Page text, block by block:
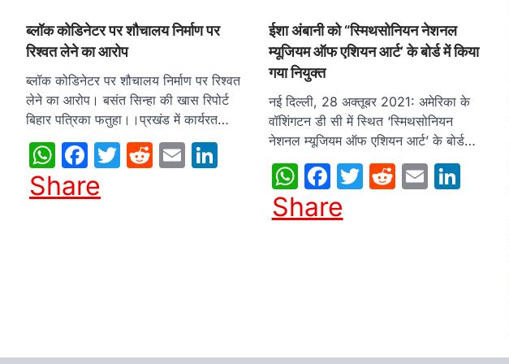
ब्लॉक कोडिनेटर पर शौचालय निर्माण पर
रिश्वत लेने का आरोप
ब्लॉक कोडिनेटर पर शौचालय निर्माण पर रिश्वत
लेने का आरोप। बसंत सिन्हा की खास रिपोर्ट
बिहार पत्रिका फतुहा।।प्रखंड में कार्यरत…
WhatsApp
Facebook
Twitter
Reddit
EmailLinkedIn
Share
ईशा अंबानी को “स्मिथसोनियन नेशनल
म्यूजियम ऑफ एशियन आर्ट’ के बोर्ड में किया
गया नियुक्त
नई दिल्ली, 28 अक्तूबर 2021: अमेरिका के
वॉशिंगटन डी सी में स्थित ‘स्मिथसोनियन
नेशनल म्यूजियम ऑफ एशियन आर्ट’ के बोर्ड…
WhatsApp
Facebook
Twitter
Reddit
Email
Share